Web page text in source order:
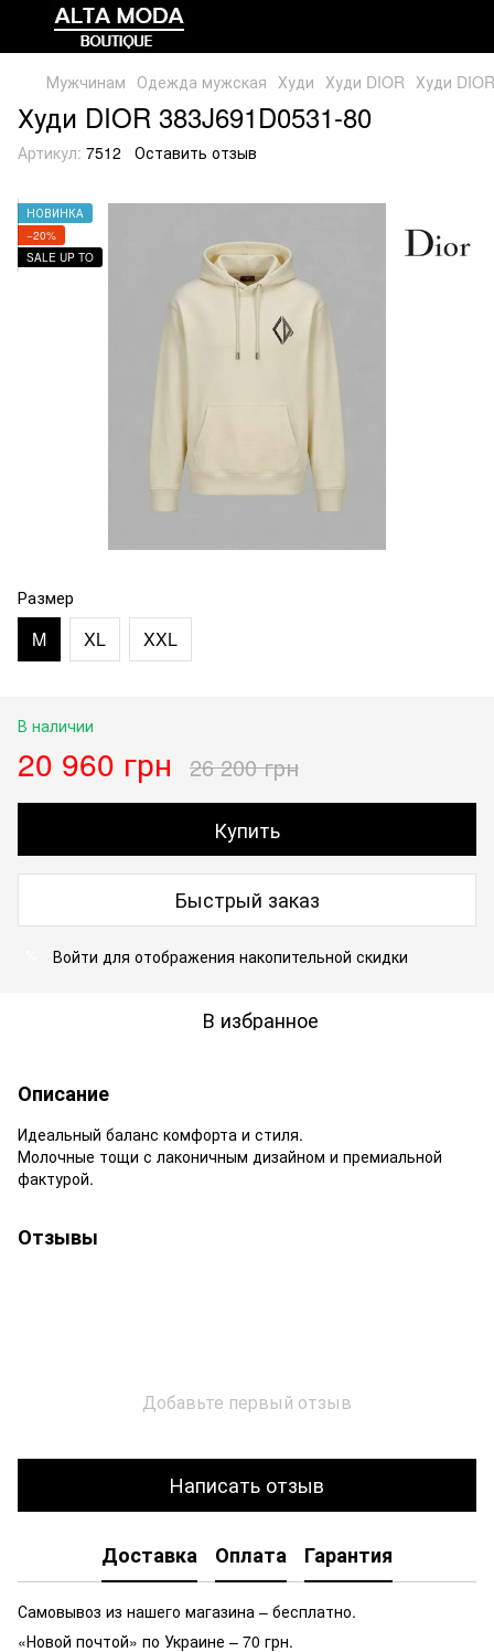
Мужчинам Одежда мужская Худи Худи DIOR Худи
Худи DIOR 383J691D0531-80
Артикул: 7512 Оставить отзыв
НОВИНКА
−20%
SALE UP TO
Размер
M XL XXL
В наличии
20 960 грн 26 200 грн
Купить
Быстрый заказ
Войти для отображения накопительной скидки
В избранное
Описание
Идеальный баланс комфорта и стиля.
Молочные тощи с лаконичным дизайном и премиальной
фактурой.
Отзывы
Добавьте первый отзыв
Написать отзыв
Доставка Оплата Гарантия
Самовывоз из нашего магазина – бесплатно.
«Новой почтой» по Украине – 70 грн.